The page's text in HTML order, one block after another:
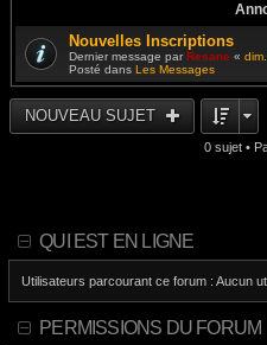
Nouvelles Inscriptions
Dernier message parResane «
Posté dans Les Messages
NOUVEAU SUJET
0 sujet •
QUI EST EN LIGNE
Utilisateurs parcourant ce forum : Aucun
PERMISSIONS DU FORUM